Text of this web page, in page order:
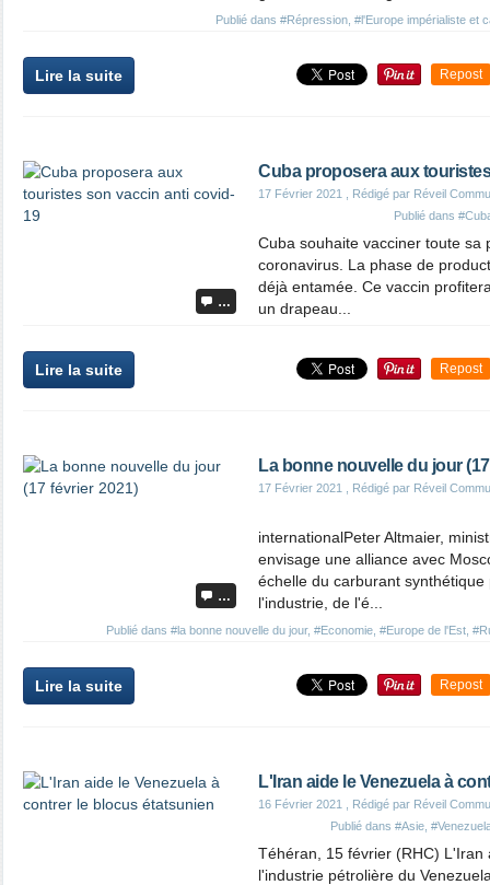
Publié dans #Répression #l'Europe impérialiste et
Lire la suite Repost
…
Cuba proposera aux
17 Février 2021
, Rédigé par Réveil
Publié dans
Cuba souhaite vacciner toute sa
coronavirus. La phase de
déjà entamée. Ce vaccin
un drapeau...
Lire la suite Repost
…
La bonne nouvelle du jour
17 Février 2021 , Rédigé par Réveil
Publié dans #la bonne nouvelle du jour, #Economie #Europe de l'Est
internationalPeter Altmaier,
envisage une alliance avec
échelle du carburant
l'industrie, de l'é...
Lire la suite Repost
L'Iran aide le Venezuela à
16 Février 2021
, Rédigé par Réveil
Publié dans #Asie
Téhéran, 15 février (RHC) L'Iran
l'industrie pétrolière du